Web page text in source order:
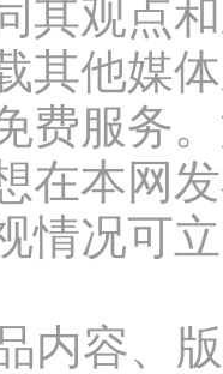
其观点
其他媒
费服务
在本网
情况可
内容、